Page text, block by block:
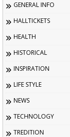
GENERAL INFO
HALLTICKETS
HEALTH
HISTORICAL
INSPIRATION
LIFE STYLE
NEWS
TECHNOLOGY
TREDITION